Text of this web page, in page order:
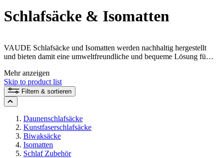
Schlafsäcke & Isomatten
VAUDE Schlafsäcke und Isomatten werden nachhaltig hergestellt
und bieten damit eine umweltfreundliche und bequeme Lösung für
zahlreichen praktischen Extras ausgestattet und aus
umweltfreundlichen und recycelten Materialien hergestellt, bieten
diese Schlafsäcke und Isomatten ein komfortables und
verantwortungsbewusstes Schlaferlebnis.
Mehr anzeigen
Skip to product list
Filtern & sortieren
Daunenschlafsäcke
Kunstfaserschlafsäcke
Biwaksäcke
Isomatten
Schlaf Zubehör